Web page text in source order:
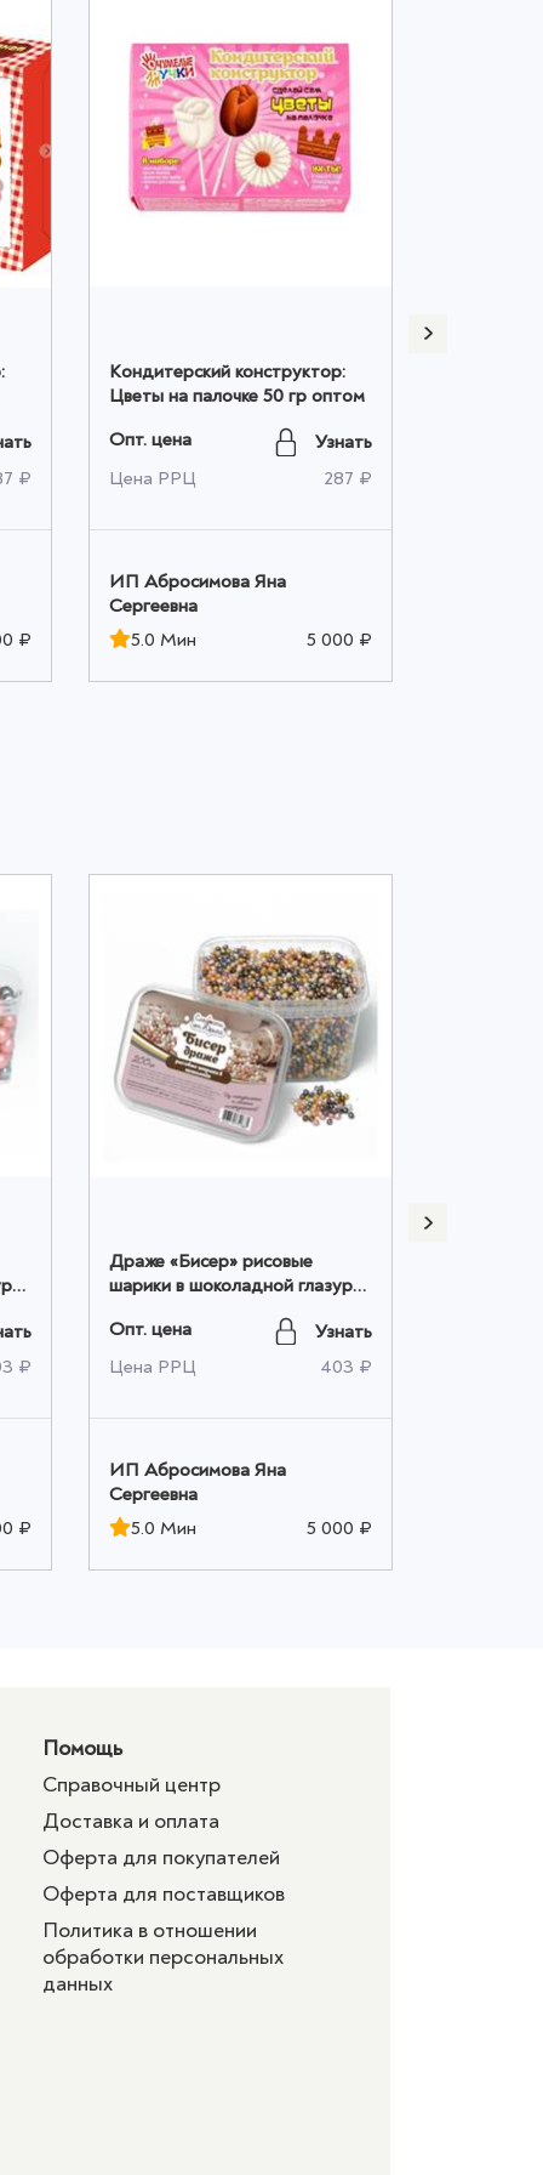
₽
₽
Кондитерский конструктор:
Цветы на палочке 50 гр оптом
Опт. цена
Узнать
Цена РРЦ
287 ₽
ИП Абросимова Яна
Сергеевна
5.0 Мин
5 000 ₽
₽
₽
Драже «Бисер» рисовые
шарики в шоколадной глазури
Опт. цена
Узнать
Цена РРЦ
403 ₽
ИП Абросимова Яна
Сергеевна
5.0 Мин
5 000 ₽
Помощь
Справочный центр
Доставка и оплата
Оферта для покупателей
Оферта для поставщиков
Политика в отношении
обработки персональных
данных